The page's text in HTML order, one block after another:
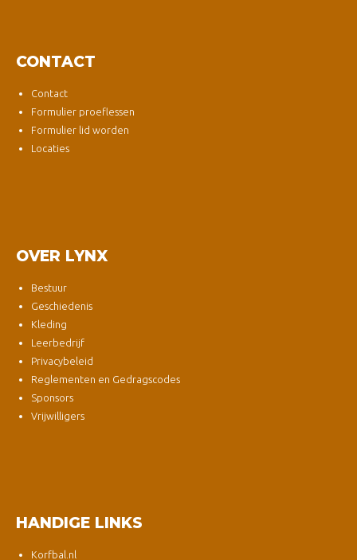
CONTACT
Contact
Formulier proeflessen
Formulier lid worden
Locaties
OVER LYNX
Bestuur
Geschiedenis
Kleding
Leerbedrijf
Privacybeleid
Reglementen en Gedragscodes
Sponsors
Vrijwilligers
HANDIGE LINKS
Korfbal.nl